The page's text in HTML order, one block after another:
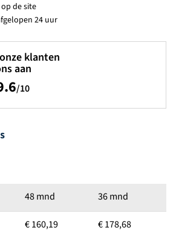
de site
24 uur
klanten
aan
/10
48 mnd 36 mnd
€ 160,19 € 178,68